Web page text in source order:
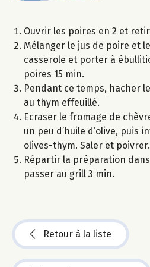
Ouvrir les poires en 2 et
Mélanger le jus de poire et
casserole et porter à
poires 15 min.
Pendant ce temps, hacher
au thym effeuillé.
Ecraser le fromage de
un peu d’huile d’olive, puis
olives-thym. Saler et poivrer.
Répartir la préparation
passer au grill 3 min.
Retour à la liste